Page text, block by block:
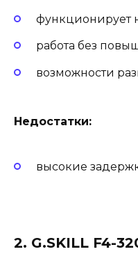
функционирует
работа без
возможности
Недостатки:
высокие
2. G.SKILL F4-